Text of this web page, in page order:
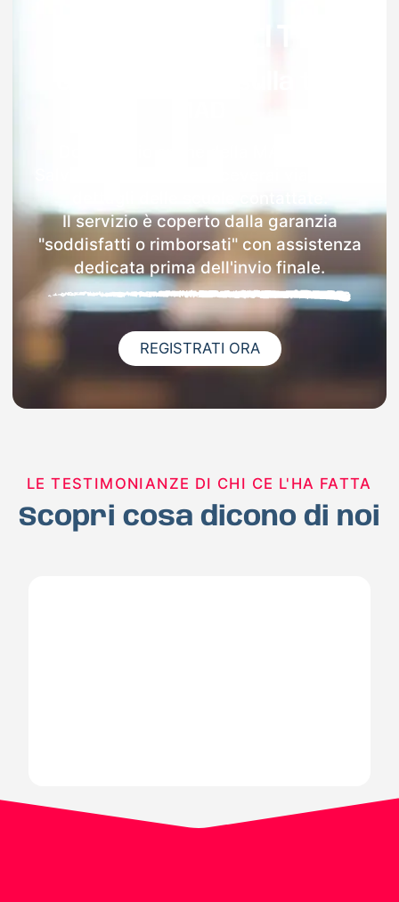
Il servizio è coperto dalla garanzia
"soddisfatti o rimborsati" con assistenza
dedicata prima dell'invio finale.
REGISTRATI ORA
LE TESTIMONIANZE DI CHI CE L'HA FATTA
Scopri cosa dicono di noi